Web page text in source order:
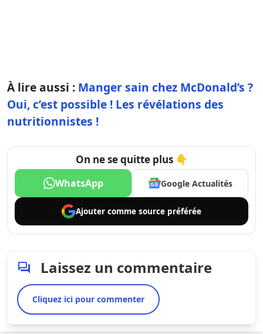
À lire aussi : Manger sain chez McDonald’s ?
Oui, c’est possible ! Les révélations des
nutritionnistes !
On ne se quitte plus 👇
WhatsApp Google Actualités
Ajouter comme source préférée
Laissez un commentaire
Cliquez ici pour commenter